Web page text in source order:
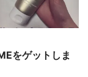
をゲットしま